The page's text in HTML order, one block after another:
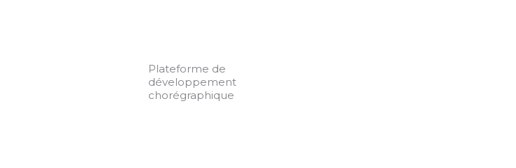
Plateforme de
développement
chorégraphique